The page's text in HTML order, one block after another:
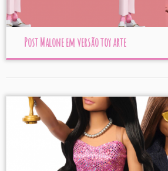
Post Malone em versão toy arte